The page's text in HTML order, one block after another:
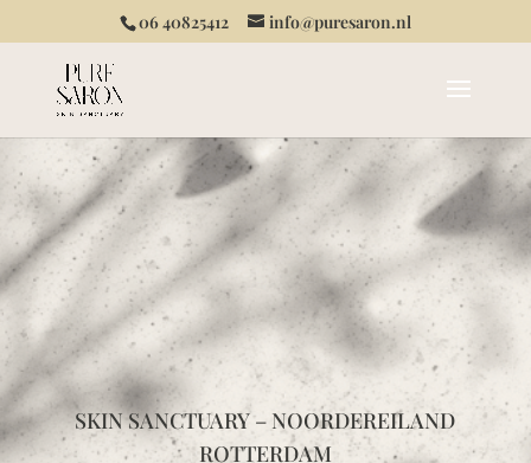
06 40825412 info@puresaron.nl
SKIN SANCTUARY – NOORDEREILAND
ROTTERDAM